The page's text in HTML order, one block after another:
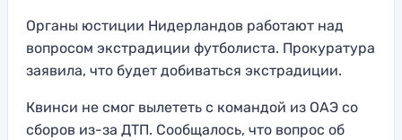
Органы юстиции Нидерландов работают над
вопросом экстрадиции футболиста. Прокуратура
заявила, что будет добиваться экстрадиции.
Квинси не смог вылететь с командой из ОАЭ со
сборов из-за ДТП. Сообщалось, что вопрос об